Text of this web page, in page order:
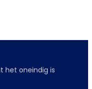
het oneindig is